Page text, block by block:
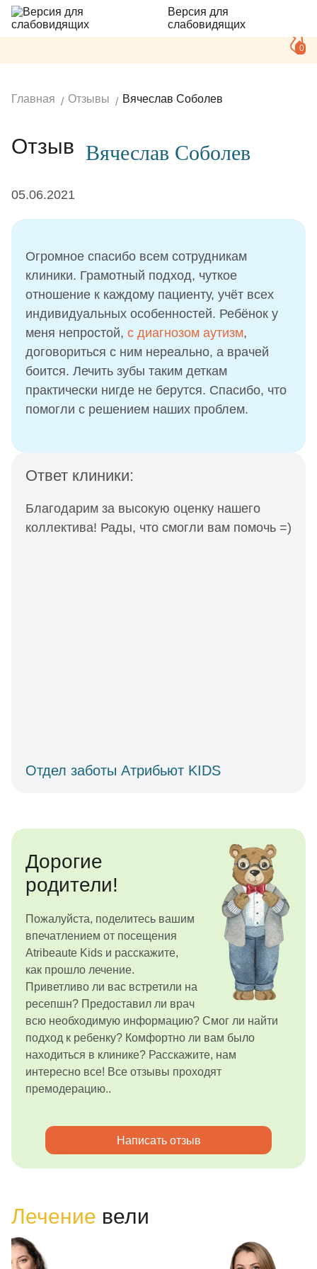
Версия для
слабовидящих
0
Главная Отзывы Вячеслав Соболев
Отзыв Вячеслав Соболев
05.06.2021
Огромное спасибо всем сотрудникам
клиники. Грамотный подход, чуткое
отношение к каждому пациенту, учёт всех
индивидуальных особенностей. Ребёнок у
меня непростой, с диагнозом аутизм,
договориться с ним нереально, а врачей
боится. Лечить зубы таким деткам
практически нигде не берутся. Спасибо, что
помогли с решением наших проблем.
Ответ клиники:
Благодарим за высокую оценку нашего
коллектива! Рады, что смогли вам помочь =)
Отдел заботы Атрибьют KIDS
Дорогие
родители!
Пожалуйста, поделитесь вашим
впечатлением от посещения
Atribeaute Kids и расскажите,
как прошло лечение.
Приветливо ли вас встретили на
ресепшн? Предоставил ли врач
всю необходимую информацию? Смог ли найти
подход к ребенку? Комфортно ли вам было
находиться в клинике? Расскажите, нам
интересно все! Все отзывы проходят
премодерацию..
Написать отзыв
Лечение вели